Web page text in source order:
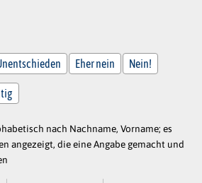
Eher nein Nein!
nach Nachname, Vorname; es
angezeigt, die eine Angabe gemacht und